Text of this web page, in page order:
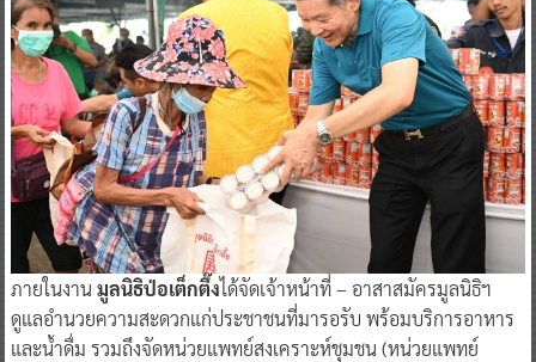
ภายในงานมูลนิธิป่อเต็กตึ๊งได้จัดเจ้าหน้าที่ – อาสาสมัครมูลนิธิฯ
ดูแลอำนวยความสะดวกแก่ประชาชนที่มารอรับ พร้อมบริการอาหาร
และน้ำดื่ม รวมถึงจัดหน่วยแพทย์สงเคราะห์ชุมชน (หน่วยแพทย์